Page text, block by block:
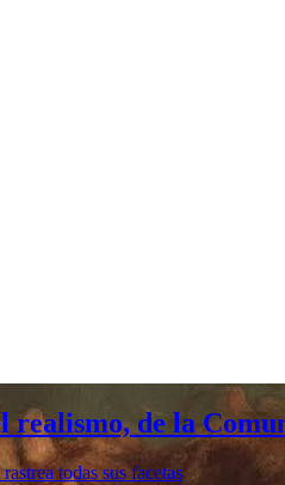
realismo, de la
todas sus facetas